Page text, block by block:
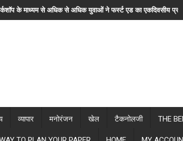
के माध्यम से अधिक से अधिक युवाओं ने फर्स्ट एड का एकदिवसीय
व्यापार मनोरंजन खेल टैकनोलजी THE